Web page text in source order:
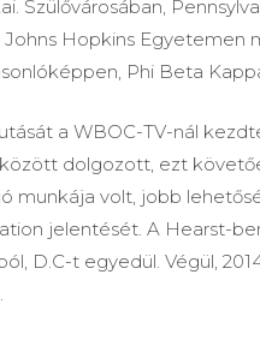
Szülővárosában,
Johns Hopkins
Phi Beta
a WBOC-TV-nál
dolgozott, ezt
munkája volt, jobb
jelentését. A Hearst-
D.C-t egyedül. Végül,